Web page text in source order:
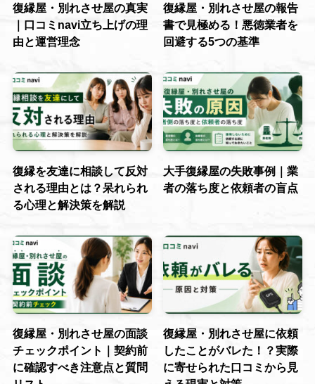
復縁屋・別れさせ屋の真実
｜口コミnavi立ち上げの理
由と運営理念
復縁屋・別れさせ屋の報告
書で見極める！悪徳業者を
回避する5つの基準
復縁を友達に相談して反対
される理由とは？呆れられ
る心理と解決策を解説
大手復縁屋の失敗事例｜業
者の落ち度と依頼者の盲点
復縁屋・別れさせ屋の面談
チェックポイント｜契約前
に確認すべき注意点と質問
復縁屋・別れさせ屋に依頼
したことがバレた！？実際
に寄せられた口コミから見